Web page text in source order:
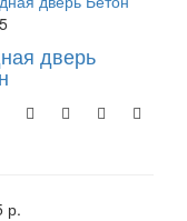
дверь
р.